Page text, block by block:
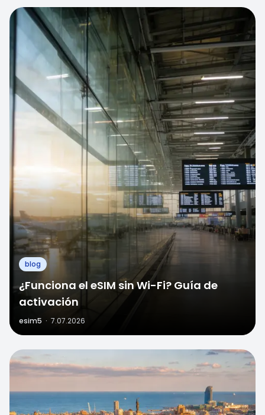
blog
¿Funciona el eSIM sin Wi-Fi? Guía de
activación
esim5 · 7.07.2026